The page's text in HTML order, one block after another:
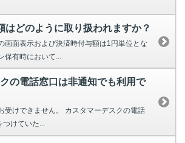
はどのように取り扱われますか？
画面表示および決済時付与額は1円単位とな
保有時において...
の電話窓口は非通知でも利用で
受けできません。 カスタマーデスクの電話
つけていた...